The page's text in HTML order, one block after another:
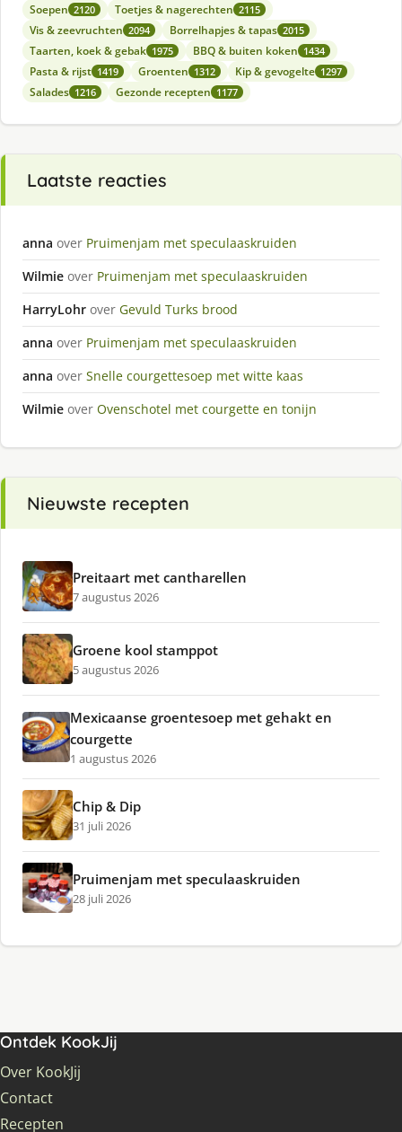
Soepen 2120 Toetjes & nagerechten 2115
Vis & zeevruchten 2094 Borrelhapjes & tapas 2015
Taarten, koek & gebak 1975 BBQ & buiten koken 1434
Pasta & rijst 1419 Groenten 1312 Kip & gevogelte 1297
Salades 1216 Gezonde recepten 1177
Laatste reacties
anna over Pruimenjam met speculaaskruiden
Wilmie over Pruimenjam met speculaaskruiden
HarryLohr over Gevuld Turks brood
anna over Pruimenjam met speculaaskruiden
anna over Snelle courgettesoep met witte kaas
Wilmie over Ovenschotel met courgette en tonijn
Nieuwste recepten
Preitaart met cantharellen
7 augustus 2026
Groene kool stamppot
5 augustus 2026
Mexicaanse groentesoep met gehakt en
courgette
1 augustus 2026
Chip & Dip
31 juli 2026
Pruimenjam met speculaaskruiden
28 juli 2026
Ontdek KookJij
Over KookJij
Contact
Recepten